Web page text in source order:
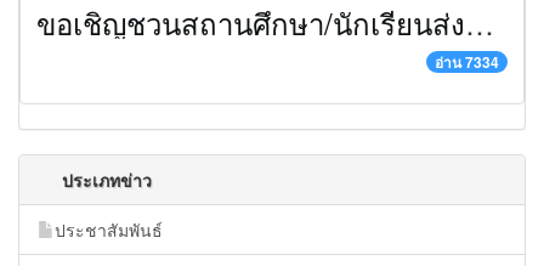
ขอเชิญชวนสถานศึกษา/นักเรียนส่งผลงานเข้าร่วมโครงการประกวดบทละครส่งเสริมค่านิยมหลัก ๑๒ ประการ
อ่าน 7334
ประเภทข่าว
ประชาสัมพันธ์